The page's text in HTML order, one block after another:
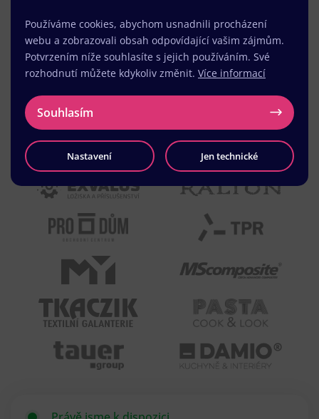
Používáme cookies, abychom usnadnili procházení
webu a zobrazovali obsah odpovídající vašim zájmům.
Potvrzením níže souhlasíte s jejich používáním. Své
rozhodnutí můžete kdykoliv změnit. Více informací
Souhlasím
Nastavení Jen technické